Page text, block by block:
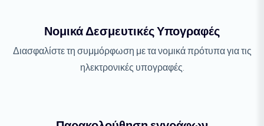
Νομικά Δεσμευτικές Υπογραφές
Διασφαλίστε τη συμμόρφωση με τα νομικά πρότυπα για τις
ηλεκτρονικές υπογραφές.